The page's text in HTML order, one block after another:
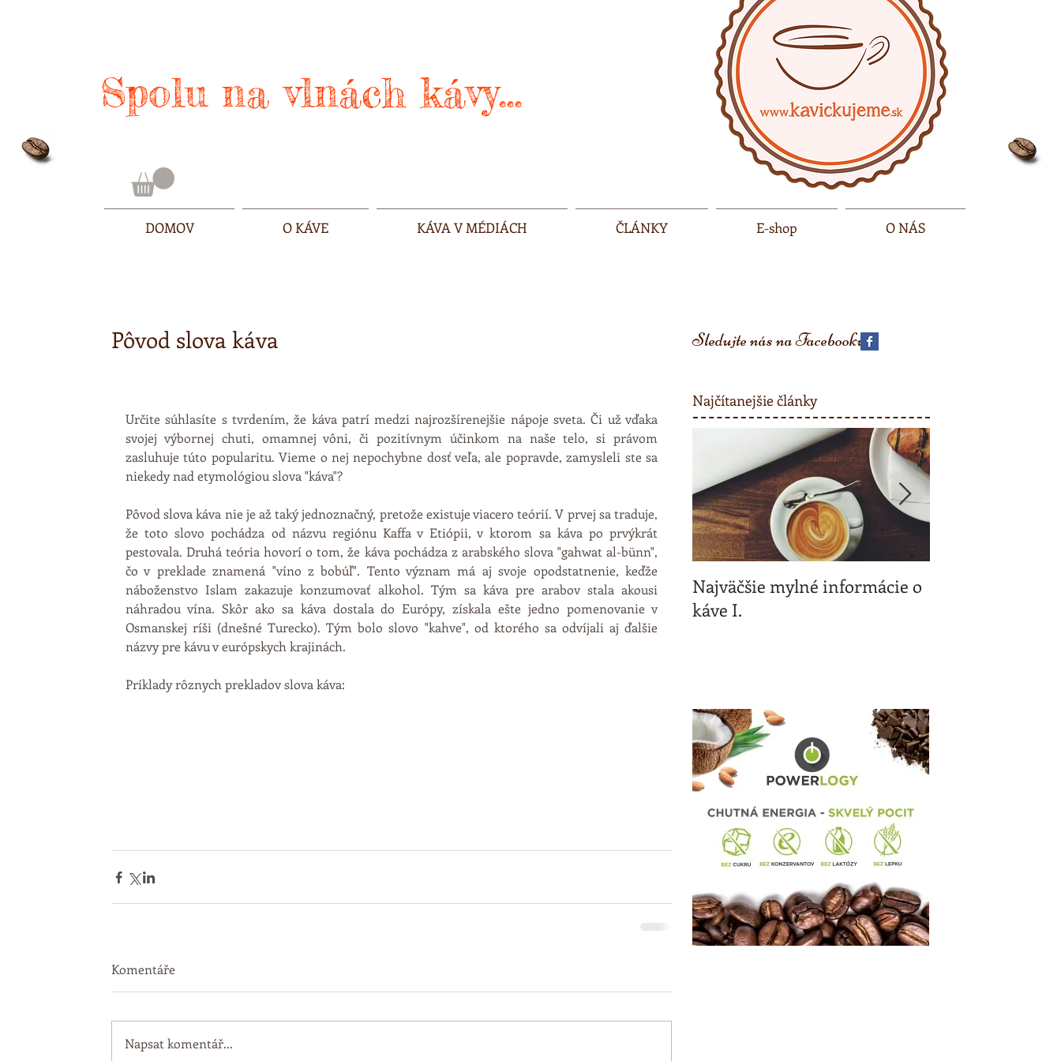
DOMOV O KÁVE KÁVA V MÉDIÁCH ČLÁNKY E-shop O NÁS
Spolu na vlnách kávy...
Pôvod slova káva
Určite súhlasíte s tvrdením, že káva patrí medzi najrozšírenejšie nápoje sveta. Či už vďaka
svojej výbornej chuti, omamnej vôni, či pozitívnym účinkom na naše telo, si právom
zasluhuje túto popularitu. Vieme o nej nepochybne dosť veľa, ale popravde, zamysleli ste sa
niekedy nad etymológiou slova "káva"?
Pôvod slova káva nie je až taký jednoznačný, pretože existuje viacero teórií. V prvej sa traduje,
že toto slovo pochádza od názvu regiónu Kaffa v Etiópii, v ktorom sa káva po prvýkrát
pestovala. Druhá teória hovorí o tom, že káva pochádza z arabského slova "gahwat al-bünn",
čo v preklade znamená "víno z bobúľ". Tento význam má aj svoje opodstatnenie, keďže
náboženstvo Islam zakazuje konzumovať alkohol. Tým sa káva pre arabov stala akousi
náhradou vína. Skôr ako sa káva dostala do Európy, získala ešte jedno pomenovanie v
Osmanskej ríši (dnešné Turecko). Tým bolo slovo "kahve", od ktorého sa odvíjali aj ďalšie
názvy pre kávu v európskych krajinách.
Príklady rôznych prekladov slova káva:
Komentáře
Napsat komentář...
Sledujte nás naFacebooku
Najčítanejšie články
Najväčšie mylné informácie o
káve I.